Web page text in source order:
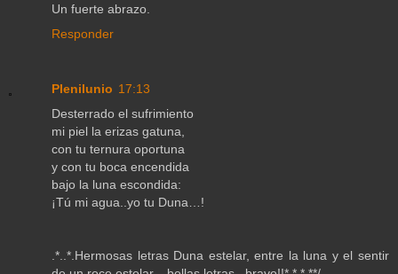
Un fuerte abrazo.
Responder
Plenilunio 17:13
Desterrado el sufrimiento
mi piel la erizas gatuna,
con tu ternura oportuna
y con tu boca encendida
bajo la luna escondida:
¡Tú mi agua..yo tu Duna…!
.*..*.Hermosas letras Duna estelar, entre la luna y el sentir